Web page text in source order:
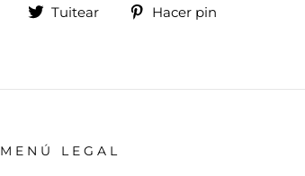
Compartir
Tuitear
TuitearHacer pin
MENÚ LEGAL